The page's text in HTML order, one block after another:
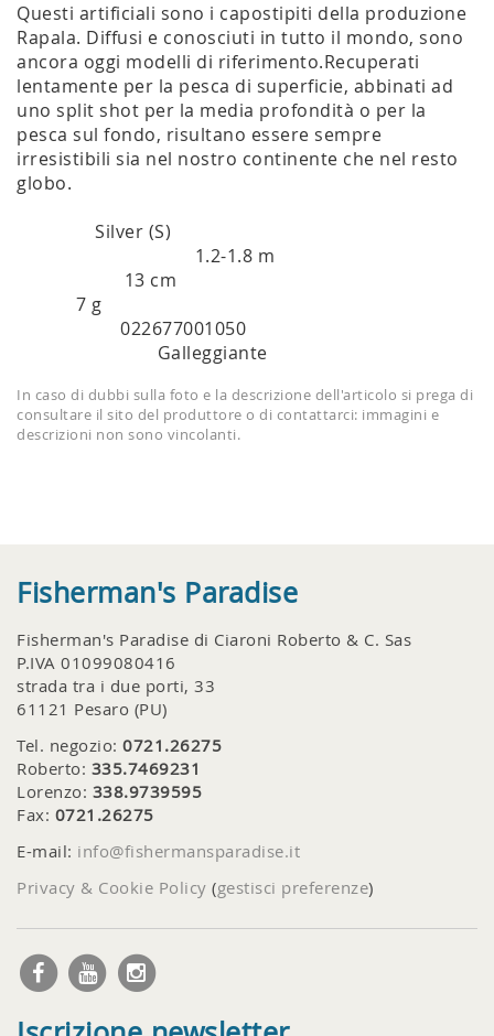
Questi artificiali sono i capostipiti della produzione
Rapala. Diffusi e conosciuti in tutto il mondo, sono
ancora oggi modelli di riferimento.Recuperati
lentamente per la pesca di superficie, abbinati ad
uno split shot per la media profondità o per la
pesca sul fondo, risultano essere sempre
irresistibili sia nel nostro continente che nel resto
globo.
Silver (S)
1.2-1.8 m
13 cm
7 g
022677001050
Galleggiante
In caso di dubbi sulla foto e la descrizione dell'articolo si prega di
consultare il sito del produttore o di contattarci: immagini e
descrizioni non sono vincolanti.
Fisherman's Paradise
Fisherman's Paradise di Ciaroni Roberto & C. Sas
P.IVA 01099080416
strada tra i due porti, 33
61121 Pesaro (PU)
Tel. negozio: 0721.26275
Roberto: 335.7469231
Lorenzo: 338.9739595
Fax: 0721.26275
E-mail: info@fishermansparadise.it
Privacy & Cookie Policy (gestisci preferenze)